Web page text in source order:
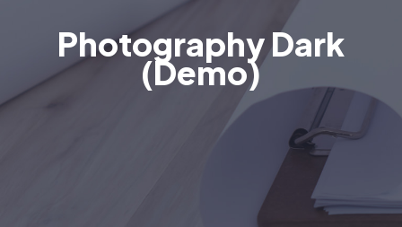
Photography Dark
(Demo)